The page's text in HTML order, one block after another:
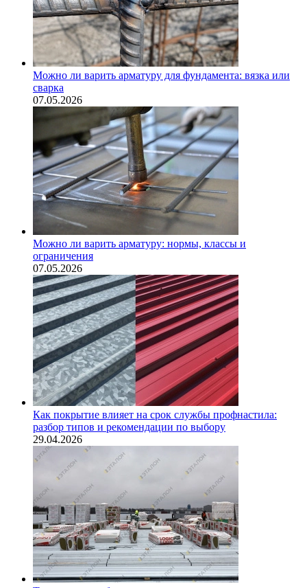
Можно ли варить арматуру для фундамента: вязка или
сварка
07.05.2026
Можно ли варить арматуру: нормы, классы и
ограничения
07.05.2026
Как покрытие влияет на срок службы профнастила:
разбор типов и рекомендации по выбору
29.04.2026